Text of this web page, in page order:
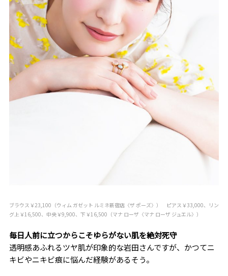
ブラウス￥23,100（ウィム ガゼット ルミネ新宿店〈ザ ポーズ〉） ピアス￥33,000、リン
グ上￥16,500、中央￥9,900、下￥16,500（マナ ローザ〈マナ ローザ ジュエル〉）
毎日人前に立つからこそゆらがない肌を絶対死守
透明感あふれるツヤ肌が印象的な岩田さんですが、かつてニ
キビやニキビ痕に悩んだ経験があるそう。